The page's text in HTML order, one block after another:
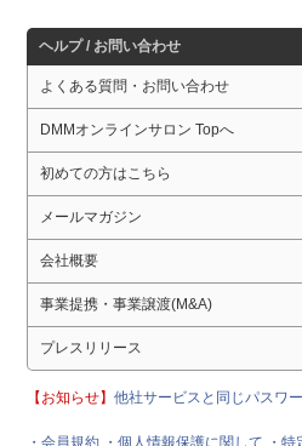
ヘルプ / お問い合わせ
よくある質問・お問い合わせ
DMMオンラインサロン Topへ
初めての方はこちら
メールマガジン
会社概要
事業提携・事業譲渡(M&A)
プレスリリース
【お知らせ】他社サービスと同じパスワ
・会員規約 ・個人情報保護に関して ・